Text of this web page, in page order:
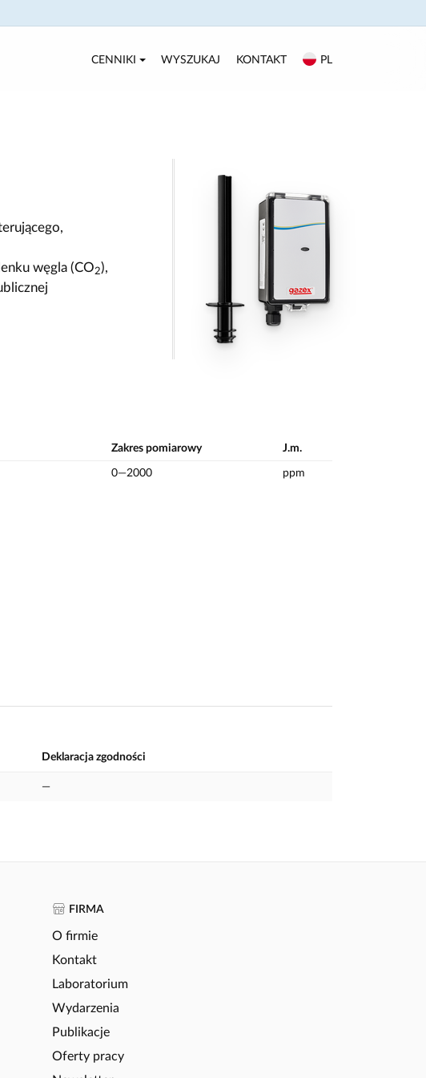
CENNIKI WYSZUKAJ KONTAKT PL
węgla (CO2),
Zakres pomiarowy J.m.
0—2000 ppm
Deklaracja zgodności
—
FIRMA
O firmie
Kontakt
Laboratorium
Wydarzenia
Publikacje
Oferty pracy